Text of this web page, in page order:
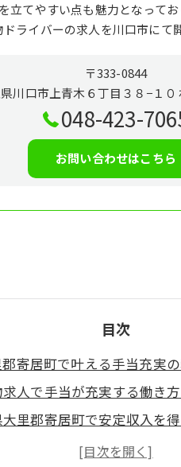
立てやすい点も魅力となって
ライバーの求人を川口市にて
〒333-0844
川口市上青木６丁目３８−１０
048-423-
お問い合わせはこちら
目次
寄居町で叶える手当充実
人で手当が充実する働き
里郡寄居町で安定収入を
実の正社員求人が軽貨物業